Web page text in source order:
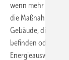
wenn mehr als ein
die Maßnahmen
Gebäude, die sich
befinden oder von
Energieausweis.